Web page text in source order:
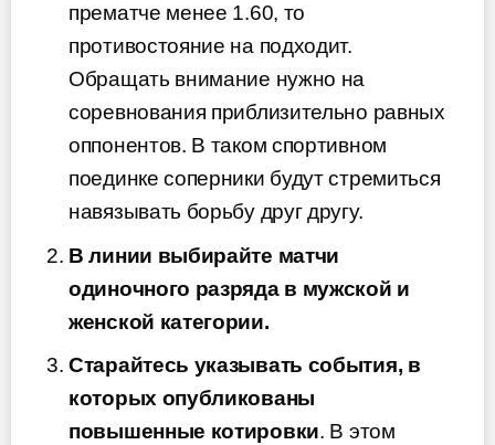
прематче менее 1.60, то
противостояние на подходит.
Обращать внимание нужно на
соревнования приблизительно равных
оппонентов. В таком спортивном
поединке соперники будут стремиться
навязывать борьбу друг другу.
В линии выбирайте матчи
одиночного разряда в мужской и
женской категории.
Старайтесь указывать события, в
которых опубликованы
повышенные котировки. В этом